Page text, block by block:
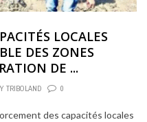
LOCALES
DES ZONES
DE ...
TRIBOLAND 0
des capacités locales